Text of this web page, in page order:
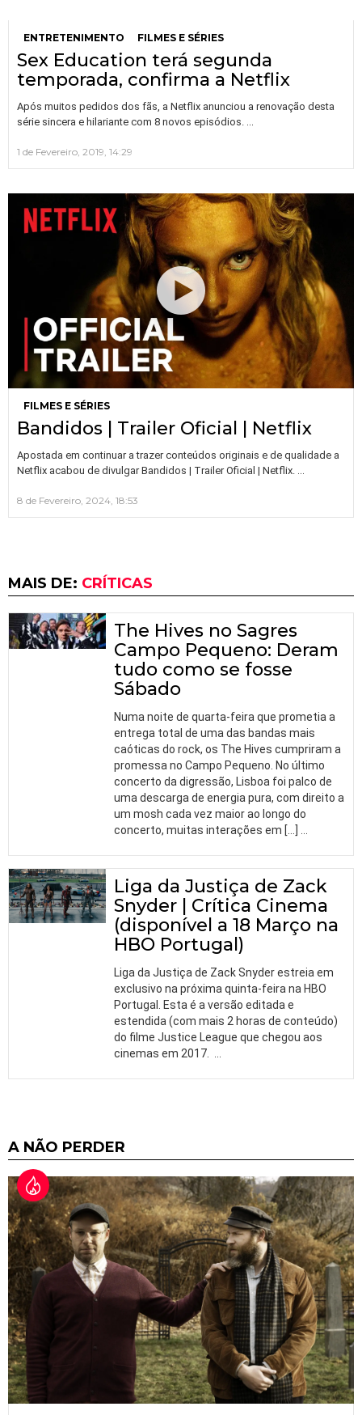
ENTRETENIMENTO FILMES E SÉRIES
Sex Education terá segunda
temporada, confirma a Netflix
Após muitos pedidos dos fãs, a Netflix anunciou a renovação desta
série sincera e hilariante com 8 novos episódios.
1 de Fevereiro, 2019, 14:29
FILMES E SÉRIES
Bandidos | Trailer Oficial | Netflix
Apostada em continuar a trazer conteúdos originais e de qualidade a
Netflix acabou de divulgar Bandidos | Trailer Oficial | Netflix.
8 de Fevereiro, 2024, 18:53
MAIS DE: CRÍTICAS
The Hives no Sagres
Campo Pequeno: Deram
tudo como se fosse
Sábado
Numa noite de quarta-feira que prometia a
entrega total de uma das bandas mais
caóticas do rock, os The Hives cumpriram a
promessa no Campo Pequeno. No último
concerto da digressão, Lisboa foi palco de
uma descarga de energia pura, com direito a
um mosh cada vez maior ao longo do
concerto, muitas interações em […]
Liga da Justiça de Zack
Snyder | Crítica Cinema
(disponível a 18 Março na
HBO Portugal)
Liga da Justiça de Zack Snyder estreia em
exclusivo na próxima quinta-feira na HBO
Portugal. Esta é a versão editada e
estendida (com mais 2 horas de conteúdo)
do filme Justice League que chegou aos
cinemas em 2017.
A NÃO PERDER